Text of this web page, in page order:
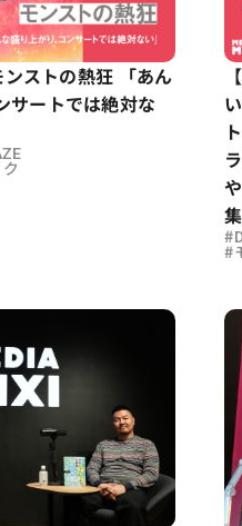
ストの熱狂 「あん
サートでは絶対な
#
#